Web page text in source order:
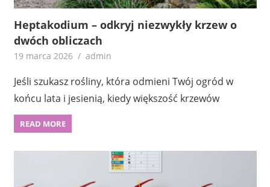
Heptakodium – odkryj niezwykły krzew o
dwóch obliczach
19 marca 2026 admin
Jeśli szukasz rośliny, która odmieni Twój ogród w
końcu lata i jesienią, kiedy większość krzewów
READ MORE